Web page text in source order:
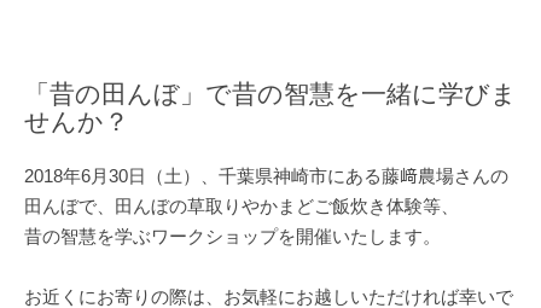
「昔の田んぼ」で昔の智慧を一緒に学びま
せんか？
2018年6月30日（土）、千葉県神崎市にある藤﨑農場さんの
田んぼで、田んぼの草取りやかまどご飯炊き体験等、
昔の智慧を学ぶワークショップを開催いたします。
お近くにお寄りの際は、お気軽にお越しいただければ幸いで